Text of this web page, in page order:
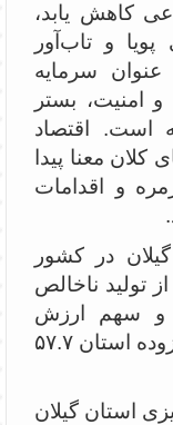
کاهش یابد،
و تاب‌آور
سرمایه
امنیت، بستر
است. اقتصاد
معنا پیدا
و اقدامات
در کشور
تولید ناخالص
نفت ۲.۳۷ درصد و سهم ارزش
افزوده بخش خدمات از ارزش افزوده استان ۵۷.۷
استان گیلان